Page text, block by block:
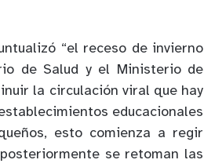
“el receso de invierno
de Salud y el Ministerio de
la circulación viral que hay
educacionales
esto comienza a regir
se retoman las